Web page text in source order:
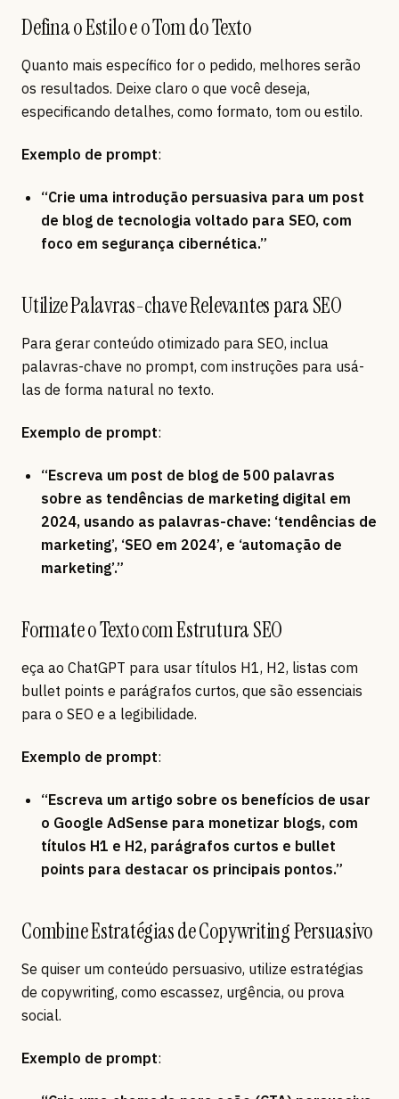
Defina o Estilo e o Tom do Texto
Quanto mais específico for o pedido, melhores serão
os resultados. Deixe claro o que você deseja,
especificando detalhes, como formato, tom ou estilo.
Exemplo de prompt:
“Crie uma introdução persuasiva para um post
de blog de tecnologia voltado para SEO, com
foco em segurança cibernética.”
Utilize Palavras-chave Relevantes para SEO
Para gerar conteúdo otimizado para SEO, inclua
palavras-chave no prompt, com instruções para usá-
las de forma natural no texto.
Exemplo de prompt:
“Escreva um post de blog de 500 palavras
sobre as tendências de marketing digital em
2024, usando as palavras-chave: ‘tendências de
marketing’, ‘SEO em 2024’, e ‘automação de
marketing’.”
Formate o Texto com Estrutura SEO
eça ao ChatGPT para usar títulos H1, H2, listas com
bullet points e parágrafos curtos, que são essenciais
para o SEO e a legibilidade.
Exemplo de prompt:
“Escreva um artigo sobre os benefícios de usar
o Google AdSense para monetizar blogs, com
títulos H1 e H2, parágrafos curtos e bullet
points para destacar os principais pontos.”
Combine Estratégias de Copywriting Persuasivo
Se quiser um conteúdo persuasivo, utilize estratégias
de copywriting, como escassez, urgência, ou prova
social.
Exemplo de prompt: